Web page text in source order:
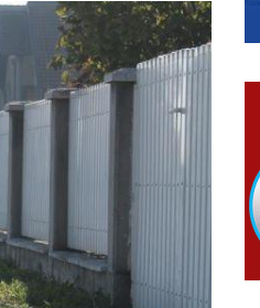
novembra